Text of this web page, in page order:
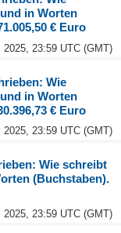
in Worten
€ Euro
23:59 UTC (GMT)
Wie
in Worten
€ Euro
23:59 UTC (GMT)
Wie schreibt
(Buchstaben).
23:59 UTC (GMT)